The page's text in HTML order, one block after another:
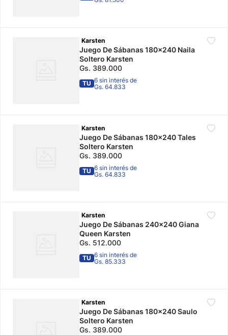
Karsten
Juego De Sábanas 180x240 Naila
Soltero Karsten
Gs. 389.000
TU 6 sin interés de
Gs. 64.833
Karsten
Juego De Sábanas 180x240 Tales
Soltero Karsten
Gs. 389.000
TU 6 sin interés de
Gs. 64.833
Karsten
Juego De Sábanas 240x240 Giana
Queen Karsten
Gs. 512.000
TU 6 sin interés de
Gs. 85.333
Karsten
Juego De Sábanas 180x240 Saulo
Soltero Karsten
Gs. 389.000